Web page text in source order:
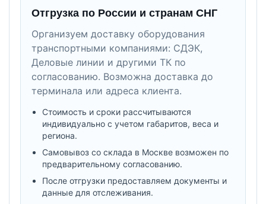
Отгрузка по России и странам СНГ
Организуем доставку оборудования
транспортными компаниями: СДЭК,
Деловые линии и другими ТК по
согласованию. Возможна доставка до
терминала или адреса клиента.
Стоимость и сроки рассчитываются
индивидуально с учетом габаритов, веса и
региона.
Самовывоз со склада в Москве возможен по
предварительному согласованию.
После отгрузки предоставляем документы и
данные для отслеживания.